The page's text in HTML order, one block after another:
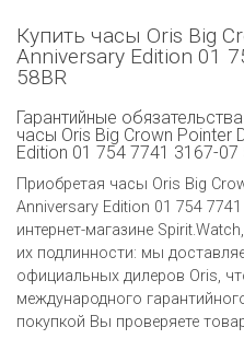
Купить часы Oris Big
Anniversary Edition 01
58BR
Гарантийные
часы Oris Big Crown Pointer
Edition 01 754 7741 3167-07
Приобретая часы Oris Big
Anniversary Edition 01 754
интернет-магазине
их подлинности: мы
официальных дилеров Oris,
международного
покупкой Вы проверяете